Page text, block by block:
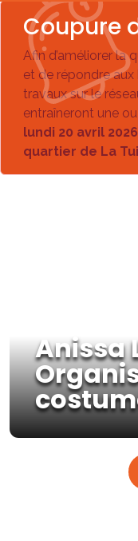
Coupure
Afin d’améliorer la
et de répondre aux
travaux sur le
entraîneront une
lundi 20 avril
quartier de La
Anissa